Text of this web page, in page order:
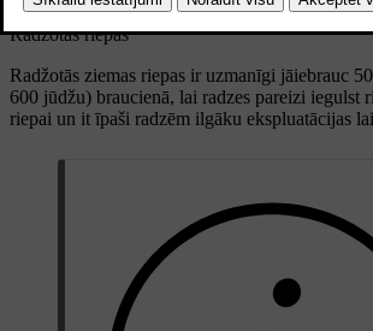
Radžotas riepas
Radžotās ziemas riepas ir uzmanīgi jāiebrauc
600 jūdžu) braucienā, lai radzes pareizi iegulst
riepai un it īpaši radzēm ilgāku ekspluatācijas